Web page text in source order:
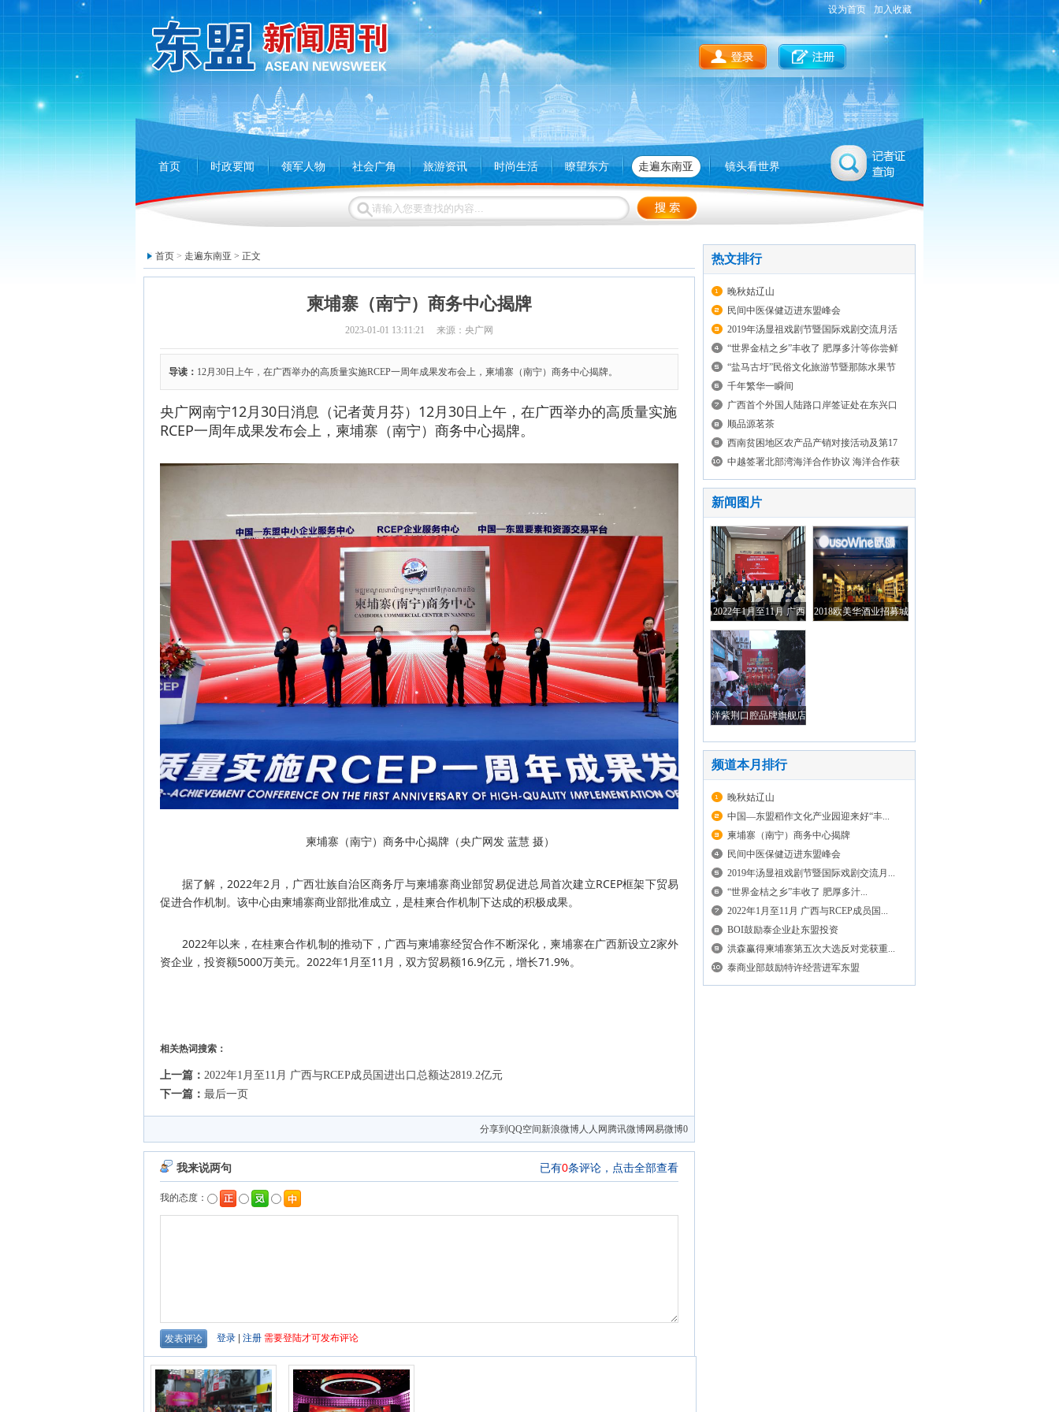
设为首页 加入收藏
首页 时政要闻 领军人物 社会广角 旅游资讯 时尚生活 瞭望东方 走遍东南亚 镜头看世界
首页 > 走遍东南亚 > 正文
柬埔寨（南宁）商务中心揭牌
2023-01-01 13:11:21 来源：央广网
导读： 12月30日上午，在广西举办的高质量实施RCEP一周年成果发布会上，柬埔寨（南宁）商务中心揭牌。
央广网南宁12月30日消息（记者黄月芬）12月30日上午，在广西举办的高质量实施
RCEP一周年成果发布会上，柬埔寨（南宁）商务中心揭牌。
柬埔寨（南宁）商务中心揭牌（央广网发 蓝慧 摄）
据了解，2022年2月，广西壮族自治区商务厅与柬埔寨商业部贸易促进总局首次建立RCEP框架下贸易
促进合作机制。该中心由柬埔寨商业部批准成立，是桂柬合作机制下达成的积极成果。
2022年以来，在桂柬合作机制的推动下，广西与柬埔寨经贸合作不断深化，柬埔寨在广西新设立2家外
资企业，投资额5000万美元。2022年1月至11月，双方贸易额16.9亿元，增长71.9%。
相关热词搜索：
上一篇： 2022年1月至11月 广西与RCEP成员国进出口总额达2819.2亿元
下一篇： 最后一页
分享到QQ空间新浪微博 人人网腾讯微博网易微博0
热文排行
晚秋姑辽山
民间中医保健迈进东盟峰会
2019年汤显祖戏剧节暨国际戏剧交流月活
动开幕
“世界金桔之乡”丰收了 肥厚多汁等你尝鲜
“盐马古圩”民俗文化旅游节暨那陈水果节
千年繁华一瞬间
广西首个外国人陆路口岸签证处在东兴口
岸启动
顺品源茗茶
西南贫困地区农产品产销对接活动及第17
届广西 名特优农产品（桂林）交易会
中越签署北部湾海洋合作协议 海洋合作获
新突破
新闻图片
2022年1月至11月 广西
与RCEP成员国进出口
总额达2819.2亿元
2018欧美华酒业招募城
洋紫荆口腔品牌旗舰店
频道本月排行
晚秋姑辽山
中国—东盟稻作文化产业园迎来好“丰...
柬埔寨（南宁）商务中心揭牌
民间中医保健迈进东盟峰会
2019年汤显祖戏剧节暨国际戏剧交流月...
“世界金桔之乡”丰收了 肥厚多汁...
2022年1月至11月 广西与RCEP成员国...
BOI鼓励泰企业赴东盟投资
洪森赢得柬埔寨第五次大选反对党获重...
泰商业部鼓励特许经营进军东盟